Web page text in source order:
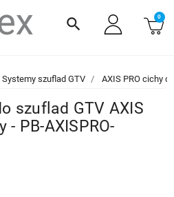
search 0
Systemy szuflad GTV AXIS PRO cichy
szuflad GTV AXIS
- PB-AXISPRO-